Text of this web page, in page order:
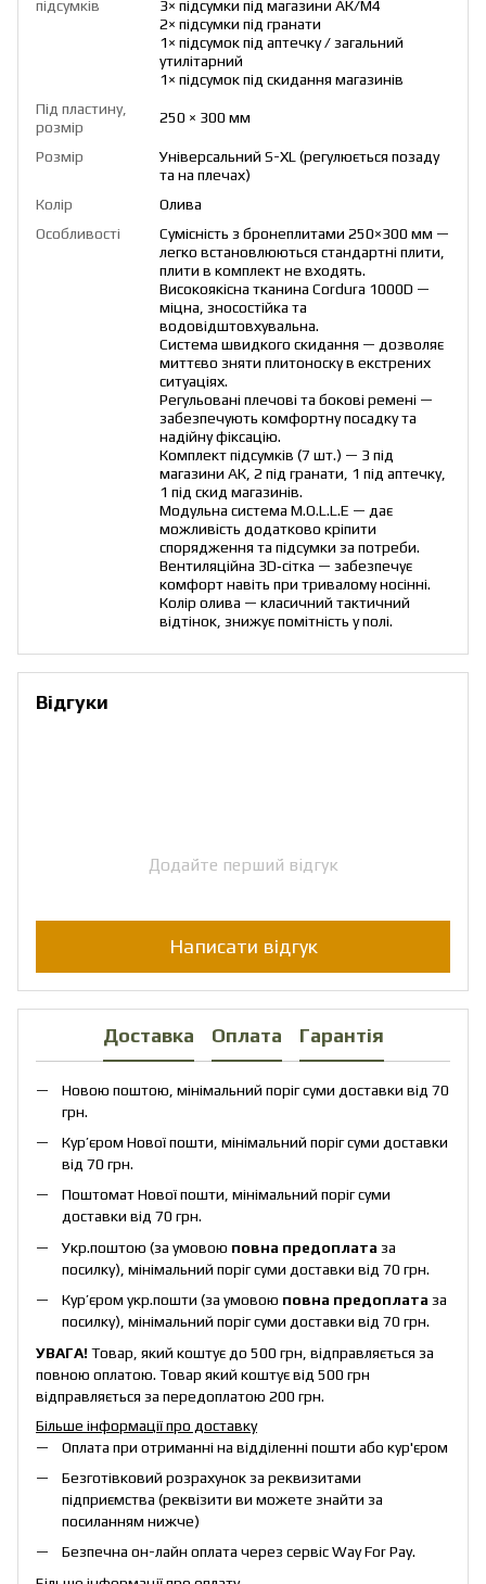
підсумків
3× підсумки під магазини АК/М4
2× підсумки під гранати
1× підсумок під аптечку / загальний
утилітарний
1× підсумок під скидання магазинів
Під пластину,
розмір
250 × 300 мм
Розмір
Універсальний S-XL (регулюється позаду
та на плечах)
Колір
Олива
Особливості
Сумісність з бронеплитами 250×300 мм —
легко встановлюються стандартні плити,
плити в комплект не входять.
Високоякісна тканина Cordura 1000D —
міцна, зносостійка та
водовідштовхувальна.
Система швидкого скидання — дозволяє
миттєво зняти плитоноску в екстрених
ситуаціях.
Регульовані плечові та бокові ремені —
забезпечують комфортну посадку та
надійну фіксацію.
Комплект підсумків (7 шт.) — 3 під
магазини АК, 2 під гранати, 1 під аптечку,
1 під скид магазинів.
Модульна система M.O.L.L.E — дає
можливість додатково кріпити
спорядження та підсумки за потреби.
Вентиляційна 3D‑сітка — забезпечує
комфорт навіть при тривалому носінні.
Колір олива — класичний тактичний
відтінок, знижує помітність у полі.
Відгуки
Додайте перший відгук
Написати відгук
Доставка Оплата Гарантія
Новою поштою, мінімальний поріг суми доставки від 70
грн.
Кур’єром Нової пошти, мінімальний поріг суми доставки
від 70 грн.
Поштомат Нової пошти, мінімальний поріг суми
доставки від 70 грн.
Укр.поштою (за умовою повна предоплата за
посилку), мінімальний поріг суми доставки від 70 грн.
Кур’єром укр.пошти (за умовою повна предоплата за
посилку), мінімальний поріг суми доставки від 70 грн.
УВАГА!Товар, який коштує до 500 грн, відправляється за
повною оплатою. Товар який коштує від 500 грн
відправляється за передоплатою 200 грн.
Більше інформації про доставку
Оплата при отриманні на відділенні пошти або кур'єром
Безготівковий розрахунок за реквизитами
підприємства (реквізити ви можете знайти за
посиланням нижче)
Безпечна он-лайн оплата через сервіс Way For Pay.